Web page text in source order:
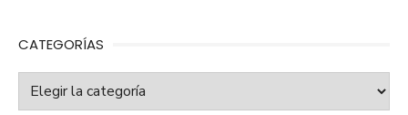
CATEGORÍAS
Categorías